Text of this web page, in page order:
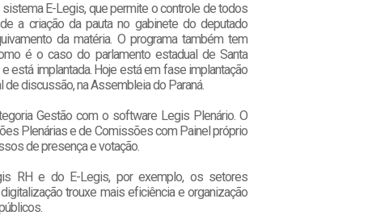
E-Legis, que permite o controle de todos
a criação da pauta no gabinete do deputado
da matéria. O programa também tem
é o caso do parlamento estadual de Santa
está implantada. Hoje está em fase implantação
discussão, na Assembleia do Paraná.
Gestão com o software Legis Plenário. O
Plenárias e de Comissões com Painel próprio
de presença e votação.
RH e do E-Legis, por exemplo, os setores
trouxe mais eficiência e organização